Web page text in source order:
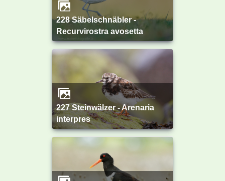
228 Säbelschnäbler -
Recurvirostra avosetta
227 Steinwälzer - Arenaria
interpres